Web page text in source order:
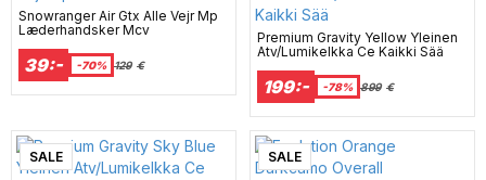
Snowranger Air Gtx Alle Vejr Mp
Læderhandsker Mcv
39:- -70% 129 €
Premium Gravity Yellow Yleinen
Atv/Lumikelkka Ce Kaikki Sää
199:- -78% 899 €
SALE SALE